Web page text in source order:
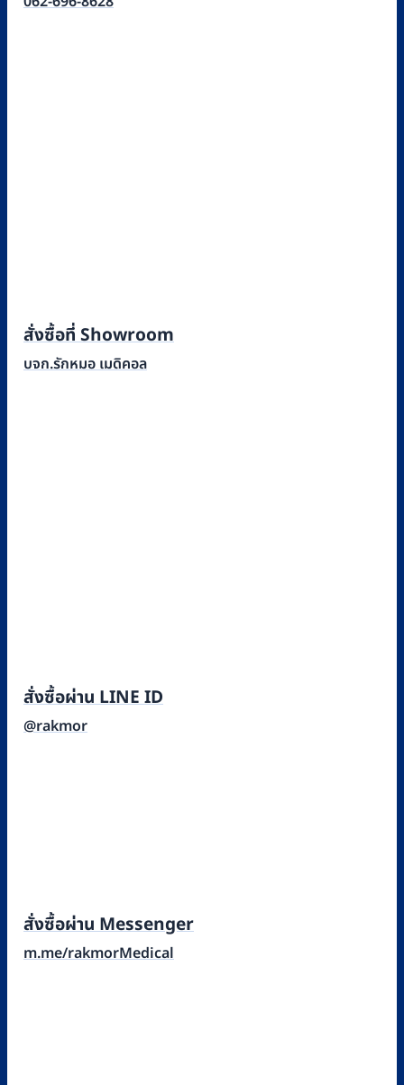
สั่งซื้อที่ Showroom
บจก.รักหมอ เมดิคอล
สั่งซื้อผ่าน LINE ID
@rakmor
สั่งซื้อผ่าน Messenger
m.me/rakmorMedical